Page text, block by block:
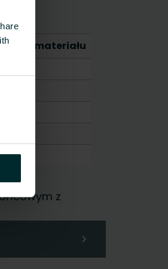
kg materiału
z